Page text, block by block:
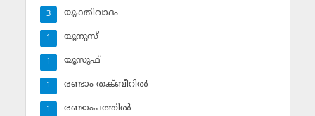
യുക്തിവാദം
3
യൂനുസ്‌
1
യൂസുഫ്‌
1
രണ്ടാം തക്ബീറില്‍
1
രണ്ടാംപത്തില്‍
1